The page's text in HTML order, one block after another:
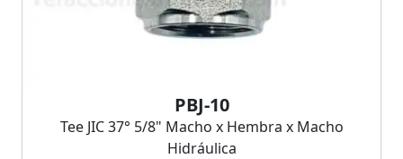
PBJ-10
Tee JIC 37° 5/8" Macho x Hembra x Macho
Hidráulica